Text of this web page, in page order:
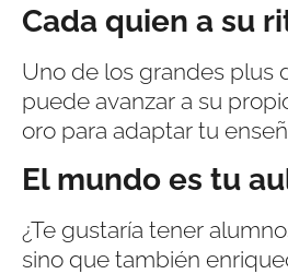
Cada quien a su
Uno de los grandes plus
puede avanzar a su
oro para adaptar tu
El mundo es tu
¿Te gustaría tener
sino que también